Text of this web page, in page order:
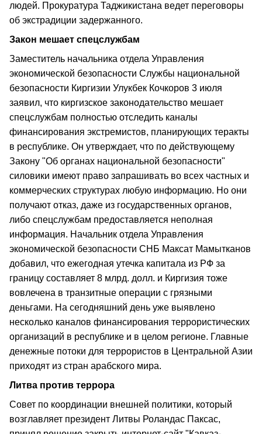
людей. Прокуратура Таджикистана ведет переговоры
об экстрадиции задержанного.
Закон мешает спецслужбам
Заместитель начальника отдела Управления
экономической безопасности Службы национальной
безопасности Киргизии Улукбек Кочкоров 3 июля
заявил, что киргизское законодательство мешает
спецслужбам полностью отследить каналы
финансирования экстремистов, планирующих теракты
в республике. Он утверждает, что по действующему
Закону "Об органах национальной безопасности"
силовики имеют право запрашивать во всех частных и
коммерческих структурах любую информацию. Но они
получают отказ, даже из государственных органов,
либо спецслужбам предоставляется неполная
информация. Начальник отдела Управления
экономической безопасности СНБ Максат Мамытканов
добавил, что ежегодная утечка капитала из РФ за
границу составляет 8 млрд. долл. и Киргизия тоже
вовлечена в транзитные операции с грязными
деньгами. На сегодняшний день уже выявлено
несколько каналов финансирования террористических
организаций в республике и в целом регионе. Главные
денежные потоки для террористов в Центральной Азии
приходят из стран арабского мира.
Литва против террора
Совет по координации внешней политики, который
возглавляет президент Литвы Роландас Паксас,